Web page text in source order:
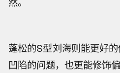
蓬松的S型刘海则能更好
凹陷的问题，也更能修饰偏